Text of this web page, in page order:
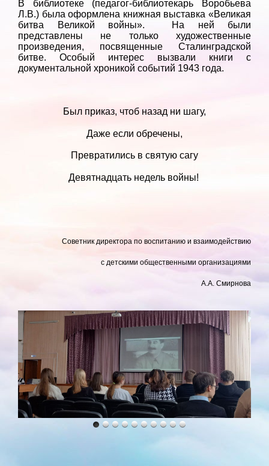
В библиотеке (педагог-библиотекарь Воробьева
Л.В.) была оформлена книжная выставка «Великая
битва Великой войны». На ней были
представлены не только художественные
произведения, посвященные Сталинградской
битве. Особый интерес вызвали книги с
документальной хроникой событий 1943 года.
Был приказ, чтоб назад ни шагу,
Даже если обречены,
Превратились в святую сагу
Девятнадцать недель войны!
Советник директора по воспитанию и взаимодействию
с детскими общественными организациями
А.А. Смирнова